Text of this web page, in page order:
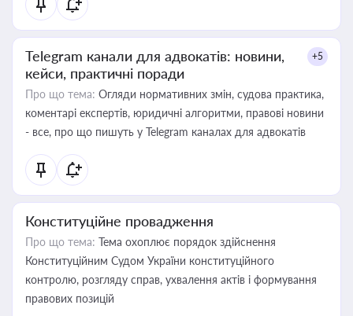
Telegram канали для адвокатів: новини,
кейси, практичні поради
+5
Про що тема: Огляди нормативних змін, судова практика,
коментарі експертів, юридичні алгоритми, правові новини
- все, про що пишуть у Telegram каналах для адвокатів
Конституційне провадження
Про що тема: Тема охоплює порядок здійснення
Конституційним Судом України конституційного
контролю, розгляду справ, ухвалення актів і формування
правових позицій